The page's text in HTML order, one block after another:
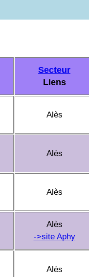
Secteur
Liens
Alès
Alès
Alès
Alès
->site Aphy
Alès